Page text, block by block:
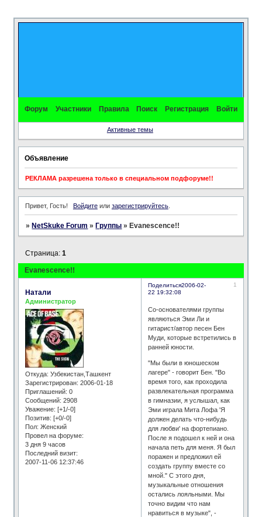
Форум Участники Правила Поиск Регистрация Войти
Активные темы
Объявление
РЕКЛАМА разрешена только в специальном подфоруме!!
Привет, Гость! Войдитеили зарегистрируйтесь.
» NetSkuke Forum » Группы » Evanescence!!
Evanescence!!
Страница:1
Поделиться 1
2006-02-
22 19:32:08
Натали
Администратор
Откуда: Узбекистан,Ташкент
Зарегистрирован: 2006-01-18
Приглашений: 0
Сообщений: 2908
Уважение: [+1/-0]
Позитив: [+0/-0]
Пол: Женский
Провел на форуме:
3 дня 9 часов
Последний визит:
2007-11-06 12:37:46
Со-основателями группы
являються Эми Ли и
гитарист/автор песен Бен
Муди, которые встретились в
ранней юности.
"Мы были в юношеском
лагере" - говорит Бен. "Во
время того, как проходила
развлекательная программа
в гимназии, я услышал, как
Эми играла Мита Лофа 'Я
должен делать что-нибудь
для любви' на фортепиано.
После я подошел к ней и она
начала петь для меня. Я был
поражен и предложил ей
создать группу вместе со
мной." С этого дня,
музыкальные отношения
остались лояльными. Мы
точно видим что нам
нравиться в музыке", -